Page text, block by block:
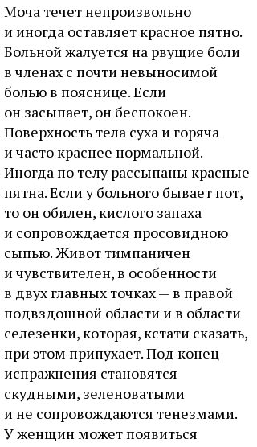
Моча течет непроизвольно
и иногда оставляет красное пятно.
Больной жалуется на рвущие боли
в членах с почти невыносимой
болью в пояснице. Если
он засыпает, он беспокоен.
Поверхность тела суха и горяча
и часто краснее нормальной.
Иногда по телу рассыпаны красные
пятна. Если у больного бывает пот,
то он обилен, кислого запаха
и сопровождается просовидною
сыпью. Живот тимпаничен
и чувствителен, в особенности
в двух главных точках — в правой
подвздошной области и в области
селезенки, которая, кстати сказать,
при этом припухает. Под конец
испражнения становятся
скудными, зеленоватыми
и не сопровождаются тенезмами.
У женщин может появиться